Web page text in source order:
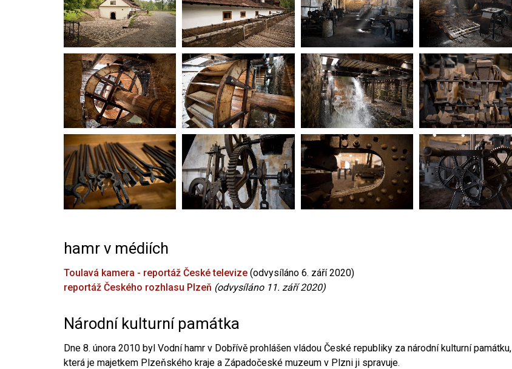
hamr v médiích
Toulavá kamera - reportáž České televize (odvysíláno 6. září 2020)
reportáž Českého rozhlasu Plzeň (odvysíláno 11. září 2020)
Národní kulturní památka
Dne 8. února 2010 byl Vodní hamr v Dobřívě prohlášen vládou České republiky za národní kulturní památku,
která je majetkem Plzeňského kraje a Západočeské muzeum v Plzni ji spravuje.